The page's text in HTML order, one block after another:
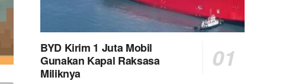
BYD Kirim 1 Juta Mobil
Gunakan Kapal Raksasa
Miliknya